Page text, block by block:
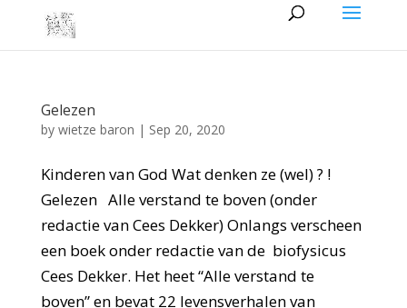
Gelezen
by wietze baron | Sep 20, 2020
Kinderen van God Wat denken ze (wel) ? !
Gelezen Alle verstand te boven (onder
redactie van Cees Dekker) Onlangs verscheen
een boek onder redactie van de biofysicus
Cees Dekker. Het heet “Alle verstand te
boven” en bevat 22 levensverhalen van